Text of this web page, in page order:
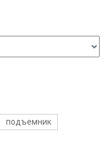
подъемник